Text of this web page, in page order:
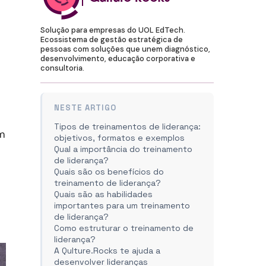
Solução para empresas do UOL EdTech.
Ecossistema de gestão estratégica de
pessoas com soluções que unem diagnóstico,
desenvolvimento, educação corporativa e
consultoria.
NESTE ARTIGO
Tipos de treinamentos de liderança:
objetivos, formatos e exemplos
Qual a importância do treinamento
de liderança?
Quais são os benefícios do
treinamento de liderança?
Quais são as habilidades
importantes para um treinamento
de liderança?
Como estruturar o treinamento de
liderança?
A Qulture.Rocks te ajuda a
desenvolver lideranças